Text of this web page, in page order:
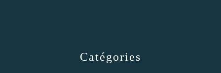
Catégories